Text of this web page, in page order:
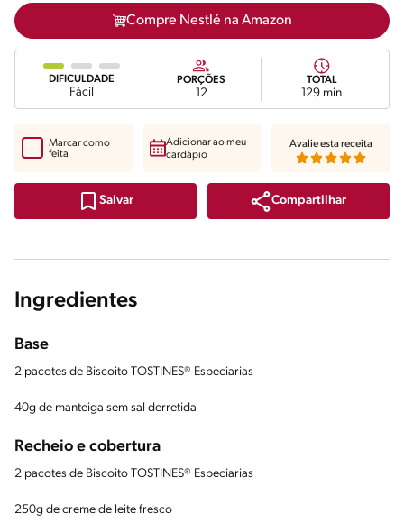
Compre Nestlé na Amazon
DIFICULDADE
Fácil
PORÇÕES
12
TOTAL
129 min
Salvar Compartilhar
Marcar como
feita
Adicionar ao meu
cardápio
Avalie esta receita
Ingredientes
Base
2 pacotes de Biscoito TOSTINES® Especiarias
40g de manteiga sem sal derretida
Recheio e cobertura
2 pacotes de Biscoito TOSTINES® Especiarias
250g de creme de leite fresco